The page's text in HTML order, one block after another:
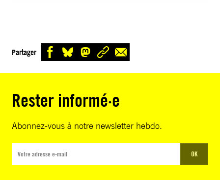
Partager
Rester informé·e
Abonnez-vous à notre newsletter hebdo.
OK